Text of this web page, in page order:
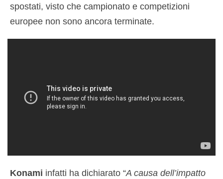
spostati, visto che campionato e competizioni
europee non sono ancora terminate.
Konami infatti ha dichiarato “A causa dell’impatto